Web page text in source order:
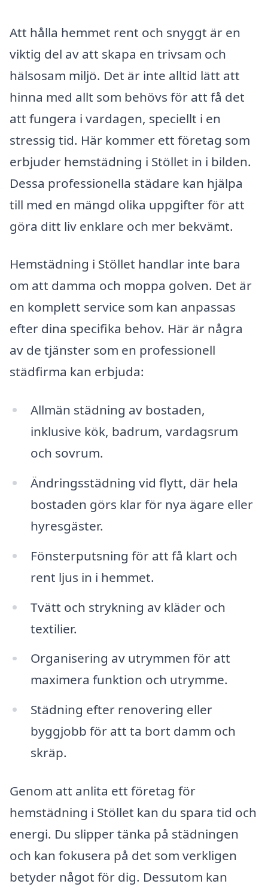
Att hålla hemmet rent och snyggt är en
viktig del av att skapa en trivsam och
hälsosam miljö. Det är inte alltid lätt att
hinna med allt som behövs för att få det
att fungera i vardagen, speciellt i en
stressig tid. Här kommer ett företag som
erbjuder hemstädning i Stöllet in i bilden.
Dessa professionella städare kan hjälpa
till med en mängd olika uppgifter för att
göra ditt liv enklare och mer bekvämt.
Hemstädning i Stöllet handlar inte bara
om att damma och moppa golven. Det är
en komplett service som kan anpassas
efter dina specifika behov. Här är några
av de tjänster som en professionell
städfirma kan erbjuda:
Allmän städning av bostaden,
inklusive kök, badrum, vardagsrum
och sovrum.
Ändringsstädning vid flytt, där hela
bostaden görs klar för nya ägare eller
hyresgäster.
Fönsterputsning för att få klart och
rent ljus in i hemmet.
Tvätt och strykning av kläder och
textilier.
Organisering av utrymmen för att
maximera funktion och utrymme.
Städning efter renovering eller
byggjobb för att ta bort damm och
skräp.
Genom att anlita ett företag för
hemstädning i Stöllet kan du spara tid och
energi. Du slipper tänka på städningen
och kan fokusera på det som verkligen
betyder något för dig. Dessutom kan